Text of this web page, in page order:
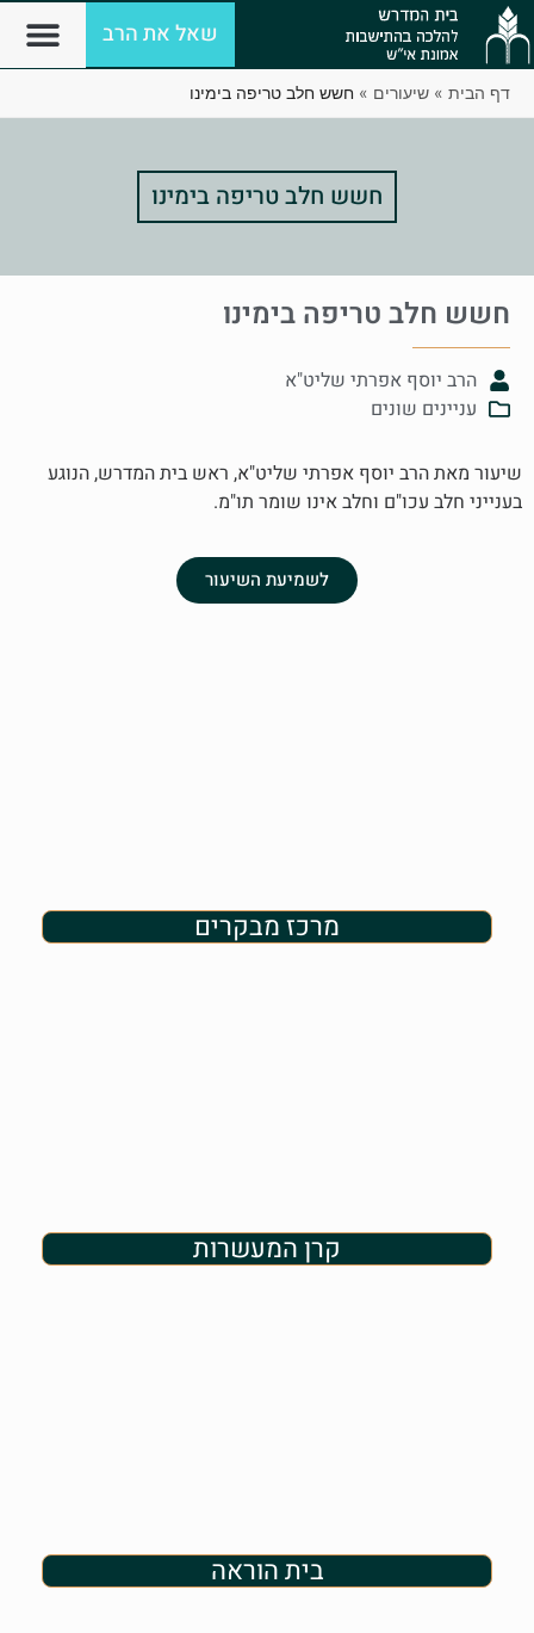
שאל את הרב
דף הבית » שיעורים » חשש חלב טריפה בימינו
חשש חלב טריפה בימינו
חשש חלב טריפה בימינו
הרב יוסף אפרתי שליט"א
עניינים שונים
שיעור מאת הרב יוסף אפרתי שליט"א, ראש בית המדרש, הנוגע
בענייני חלב עכו"ם וחלב אינו שומר תו"מ.
לשמיעת השיעור
מרכז מבקרים
קרן המעשרות
בית הוראה